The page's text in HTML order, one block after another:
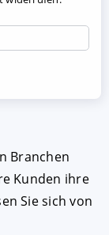
Branchen
Kunden ihre
Sie sich von